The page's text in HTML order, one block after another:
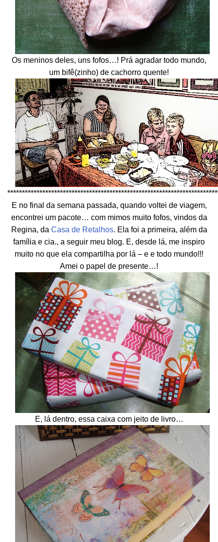
Os meninos deles, uns fofos…! Prá agradar todo mundo,
um bifê(zinho) de cachorro quente!
E no final da semana passada, quando voltei de viagem,
encontrei um pacote… com mimos muito fofos, vindos da
Regina, da Casa de Retalhos. Ela foi a primeira, além da
família e cia., a seguir meu blog. E, desde lá, me inspiro
muito no que ela compartilha por lá – e e todo mundo!!!
Amei o papel de presente…!
E, lá dentro, essa caixa com jeito de livro…